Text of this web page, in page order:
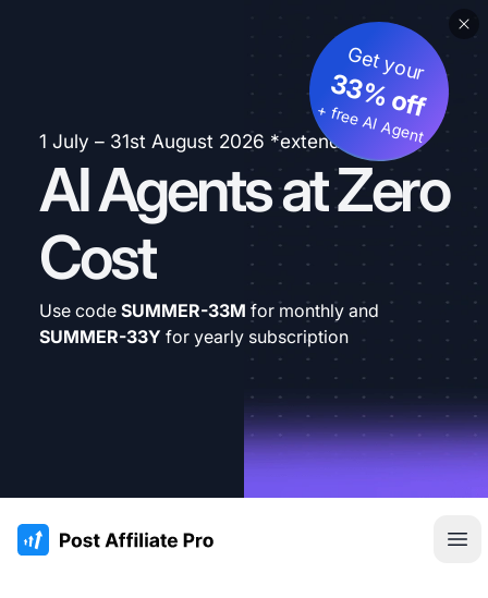
1 July – 31st August 2026 *extended
AI Agents at Zero
Cost
Get your
33% off
+ free AI Agent
Use code SUMMER-33M for monthly and
SUMMER-33Y for yearly subscription
:site.title